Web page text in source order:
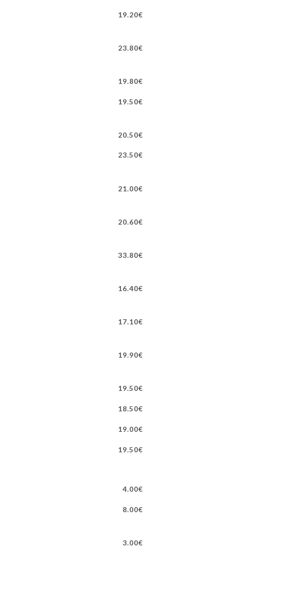
19.20€
23.80€
19.80€
19.50€
20.50€
23.50€
21.00€
20.60€
33.80€
16.40€
17.10€
19.90€
19.50€
18.50€
19.00€
19.50€
4.00€
8.00€
3.00€